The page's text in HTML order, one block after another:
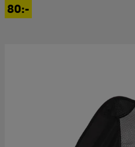
80:-